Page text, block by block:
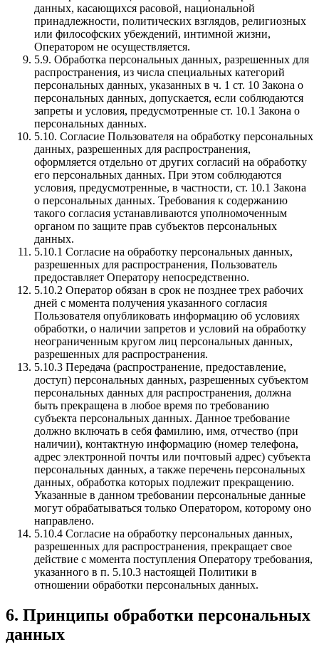
данных, касающихся расовой, национальной
принадлежности, политических взглядов, религиозных
или философских убеждений, интимной жизни,
Оператором не осуществляется.
5.9. Обработка персональных данных, разрешенных для
распространения, из числа специальных категорий
персональных данных, указанных в ч. 1 ст. 10 Закона о
персональных данных, допускается, если соблюдаются
запреты и условия, предусмотренные ст. 10.1 Закона о
персональных данных.
5.10. Согласие Пользователя на обработку персональных
данных, разрешенных для распространения,
оформляется отдельно от других согласий на обработку
его персональных данных. При этом соблюдаются
условия, предусмотренные, в частности, ст. 10.1 Закона
о персональных данных. Требования к содержанию
такого согласия устанавливаются уполномоченным
органом по защите прав субъектов персональных
данных.
5.10.1 Согласие на обработку персональных данных,
разрешенных для распространения, Пользователь
предоставляет Оператору непосредственно.
5.10.2 Оператор обязан в срок не позднее трех рабочих
дней с момента получения указанного согласия
Пользователя опубликовать информацию об условиях
обработки, о наличии запретов и условий на обработку
неограниченным кругом лиц персональных данных,
разрешенных для распространения.
5.10.3 Передача (распространение, предоставление,
доступ) персональных данных, разрешенных субъектом
персональных данных для распространения, должна
быть прекращена в любое время по требованию
субъекта персональных данных. Данное требование
должно включать в себя фамилию, имя, отчество (при
наличии), контактную информацию (номер телефона,
адрес электронной почты или почтовый адрес) субъекта
персональных данных, а также перечень персональных
данных, обработка которых подлежит прекращению.
Указанные в данном требовании персональные данные
могут обрабатываться только Оператором, которому оно
направлено.
5.10.4 Согласие на обработку персональных данных,
разрешенных для распространения, прекращает свое
действие с момента поступления Оператору требования,
указанного в п. 5.10.3 настоящей Политики в
отношении обработки персональных данных.
6. Принципы обработки персональных
данных